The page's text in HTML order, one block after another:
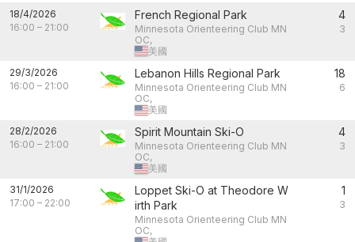
18/4/2026
16:00 – 21:00
French Regional Park
Minnesota Orienteering Club MN
OC,
美國
4
3
29/3/2026
16:00 – 21:00
Lebanon Hills Regional Park
Minnesota Orienteering Club MN
OC,
美國
18
6
28/2/2026
16:00 – 21:00
Spirit Mountain Ski-O
Minnesota Orienteering Club MN
OC,
美國
4
3
31/1/2026
17:00 – 22:00
Loppet Ski-O at Theodore W
irth Park
Minnesota Orienteering Club MN
OC,
1
3